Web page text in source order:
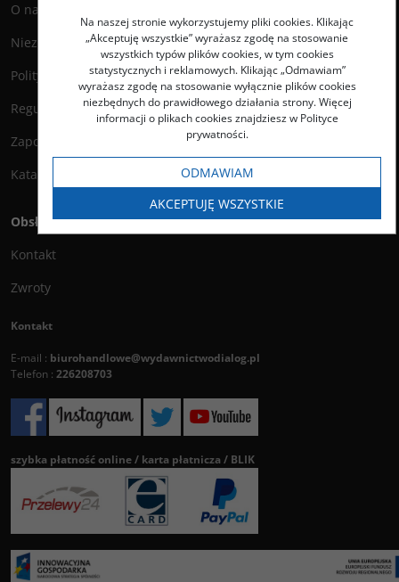
O nas
Niezbędnik Autora
Polityka prywatności
Regulamin księgarni
Zapowiedzi
Katalog
Obsługa klienta
Kontakt
Zwroty
Kontakt
E-mail : biurohandlowe@wydawnictwodialog.pl
Telefon : 226208703
szybka płatność online / karta płatnicza / BLIK
Na naszej stronie wykorzystujemy pliki cookies. Klikając
„Akceptuję wszystkie” wyrażasz zgodę na stosowanie
wszystkich typów plików cookies, w tym cookies
statystycznych i reklamowych. Klikając „Odmawiam”
wyrażasz zgodę na stosowanie wyłącznie plików cookies
niezbędnych do prawidłowego działania strony. Więcej
informacji o plikach cookies znajdziesz w Polityce
prywatności.
ODMAWIAM
AKCEPTUJĘ WSZYSTKIE